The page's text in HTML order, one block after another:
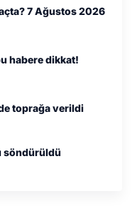
7 Ağustos 2026
habere dikkat!
toprağa verildi
söndürüldü